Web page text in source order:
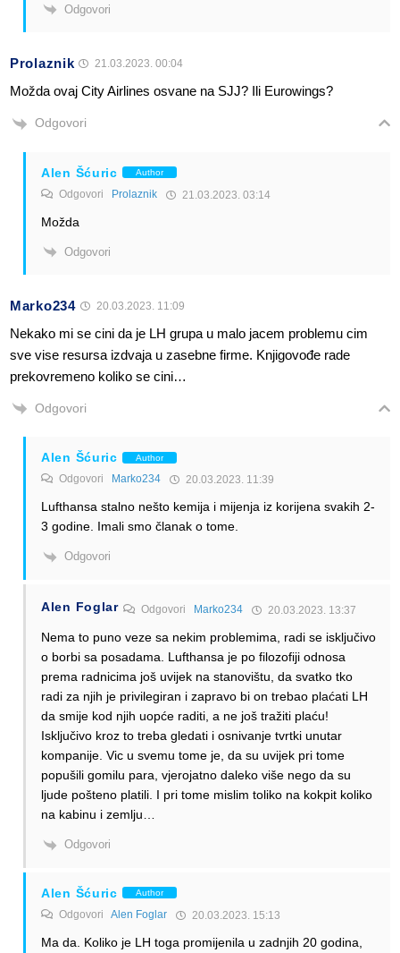
Odgovori
Prolaznik 21.03.2023. 00:04
Možda ovaj City Airlines osvane na SJJ? Ili Eurowings?
Odgovori
Alen Šćuric Author
Odgovori Prolaznik 21.03.2023. 03:14
Možda
Odgovori
Marko234 20.03.2023. 11:09
Nekako mi se cini da je LH grupa u malo jacem problemu cim
sve vise resursa izdvaja u zasebne firme. Knjigovođe rade
prekovremeno koliko se cini…
Odgovori
Alen Šćuric Author
Odgovori Marko234 20.03.2023. 11:39
Lufthansa stalno nešto kemija i mijenja iz korijena svakih 2-
3 godine. Imali smo članak o tome.
Odgovori
Alen Foglar Odgovori Marko234 20.03.2023. 13:37
Nema to puno veze sa nekim problemima, radi se isključivo
o borbi sa posadama. Lufthansa je po filozofiji odnosa
prema radnicima još uvijek na stanovištu, da svatko tko
radi za njih je privilegiran i zapravo bi on trebao plaćati LH
da smije kod njih uopće raditi, a ne još tražiti plaću!
Isključivo kroz to treba gledati i osnivanje tvrtki unutar
kompanije. Vic u svemu tome je, da su uvijek pri tome
popušili gomilu para, vjerojatno daleko više nego da su
ljude pošteno platili. I pri tome mislim toliko na kokpit koliko
na kabinu i zemlju…
Odgovori
Alen Šćuric Author
Odgovori Alen Foglar 20.03.2023. 15:13
Ma da. Koliko je LH toga promijenila u zadnjih 20 godina,